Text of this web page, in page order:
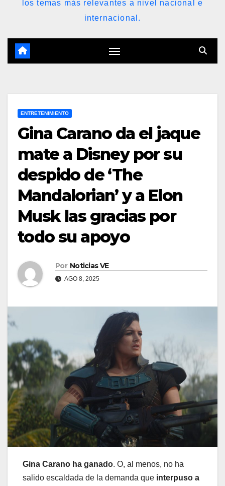
los temas más relevantes a nivel nacional e
internacional.
ENTRETENIMIENTO
Gina Carano da el jaque
mate a Disney por su
despido de ‘The
Mandalorian’ y a Elon
Musk las gracias por
todo su apoyo
Por Noticias VE
AGO 8, 2025
Gina Carano ha ganado. O, al menos, no ha
salido escaldada de la demanda que interpuso a